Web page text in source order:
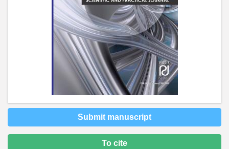
Submit manuscript
To cite